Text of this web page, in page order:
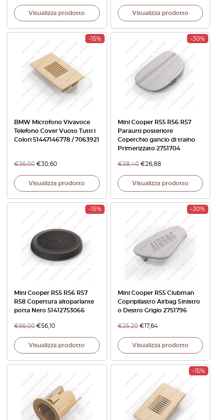
Visualizza prodotto Visualizza prodotto
-15%
BMW Microfono Vivavoce
Telefono Cover Vuoto Tutti i
Colori 51447146778 / 7063921
€36,00 €30,60
Visualizza prodotto
-30%
Mini Cooper R55 R56 R57
Paraurti posteriore
Coperchio gancio di traino
Primerizzato 2751704
€38,40 €26,88
Visualizza prodotto
-15%
Mini Cooper R55 R56 R57
R58 Copertura altoparlante
porta Nero 51412753066
€66,00 €56,10
Visualizza prodotto
-30%
Mini Cooper R55 Clubman
Copripilastro Airbag Sinistro
o Destro Grigio 2751796
€25,20 €17,64
Visualizza prodotto
-15%